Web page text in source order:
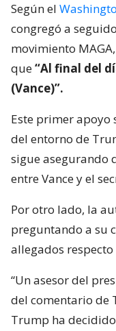
Según el
congregó a
movimiento
que“Al final del
(Vance)”.
Este primer apoyo
del entorno de
sigue asegurando
entre Vance y el
Por otro lado, la
preguntando a su
allegados
“Un asesor del
del comentario de
Trump ha